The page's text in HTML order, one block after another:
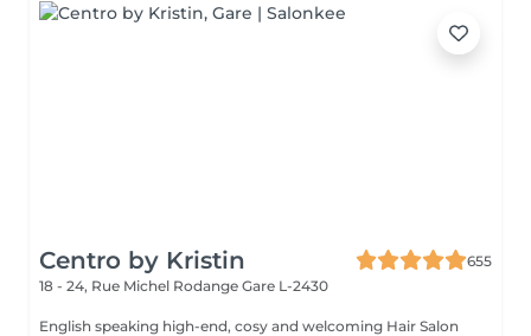
Centro by Kristin
655
18 - 24, Rue Michel Rodange Gare L-2430
English speaking high-end, cosy and welcoming Hair Salon